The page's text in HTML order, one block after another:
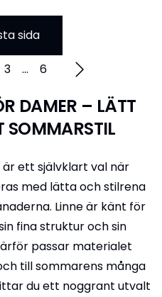
sida
3 ... 6
DAMER – LÄTT
SOMMARSTIL
ett självklart val när
med lätta och stilrena
Linne är känt för
fina struktur och sin
passar materialet
till sommarens många
du ett noggrant utvalt